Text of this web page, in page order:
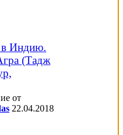
в Индию.
(Тадж
от
22.04.2018